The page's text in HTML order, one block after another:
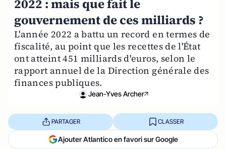
2022 : mais que fait le
gouvernement de ces milliards ?
L'année 2022 a battu un record en termes de
fiscalité, au point que les recettes de l'État
ont atteint 451 milliards d'euros, selon le
rapport annuel de la Direction générale des
finances publiques.
Jean-Yves Archer
PARTAGER CLASSER
Ajouter Atlantico en favori sur Google